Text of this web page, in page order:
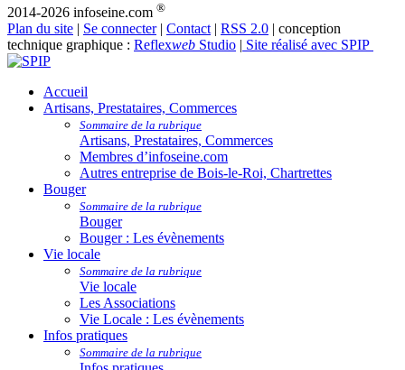
2014-2026 infoseine.com ®
Plan du site | Se connecter| Contact | RSS 2.0 | conception
technique graphique : Reflexweb Studio | Site réalisé avec SPIP
Accueil
Artisans, Prestataires, Commerces
Sommaire de la rubrique
Artisans, Prestataires, Commerces
Membres d’infoseine.com
Autres entreprise de Bois-le-Roi, Chartrettes
Bouger
Sommaire de la rubrique
Bouger
Bouger : Les évènements
Vie locale
Sommaire de la rubrique
Vie locale
Les Associations
Vie Locale : Les évènements
Infos pratiques
Sommaire de la rubrique